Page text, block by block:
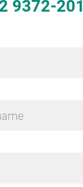
9372-201